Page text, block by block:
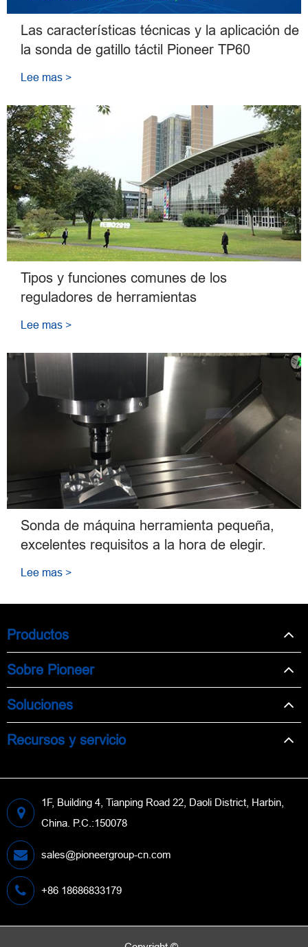
Las características técnicas y la aplicación de
la sonda de gatillo táctil Pioneer TP60
Lee mas >
Tipos y funciones comunes de los
reguladores de herramientas
Lee mas >
Sonda de máquina herramienta pequeña,
excelentes requisitos a la hora de elegir.
Lee mas >
Productos
Sobre Pioneer
Soluciones
Recursos y servicio
1F, Building 4, Tianping Road 22, Daoli District, Harbin,
China. P.C.:150078
sales@pioneergroup-cn.com
+86 18686833179